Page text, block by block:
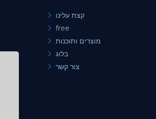
קצת עלינו
free
מוצרים ותוכנות
בלוג
צור קשר